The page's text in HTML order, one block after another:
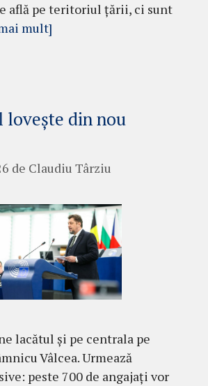
află pe teritoriul țării, ci sunt
mult]
lovește din nou
de Claudiu Târziu
lacătul și pe centrala pe
Vâlcea. Urmează
peste 700 de angajați vor